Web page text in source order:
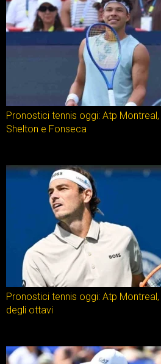
Pronostici tennis oggi: Atp
Shelton e Fonseca
Pronostici tennis oggi: Atp
degli ottavi